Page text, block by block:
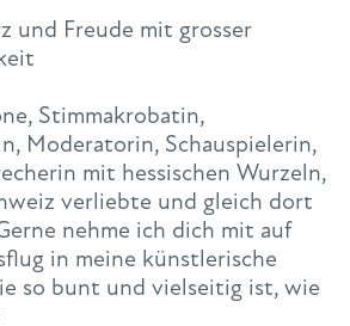
und Freude mit grosser
Stimmakrobatin,
Moderatorin, Schauspielerin,
mit hessischen Wurzeln,
verliebte und gleich dort
nehme ich dich mit auf
in meine künstlerische
so bunt und vielseitig ist, wie